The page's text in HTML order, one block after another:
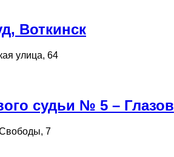
Воткинск
улица, 64
судьи № 5 – Глазов
7